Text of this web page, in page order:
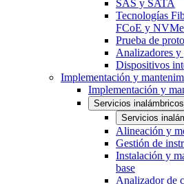
SAS y SATA
Tecnologías
FCoE y
Prueba de
Analizadores y
Dispositivos
Implementación y
Implementación y
Servicios inalámbricos
Servicios
Alineación y
Gestión de
Instalación y
base
Analizador de